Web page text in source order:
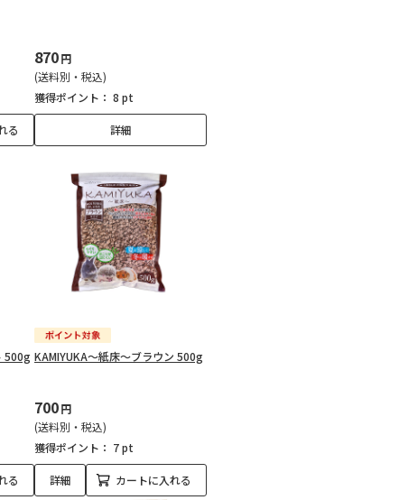
る
870円
(送料別・税込)
獲得ポイント： 8 pt
詳細
500g
る
KAMIYUKA～紙床～ブラウン 500g
700円
(送料別・税込)
獲得ポイント： 7 pt
詳細 カートに入れる